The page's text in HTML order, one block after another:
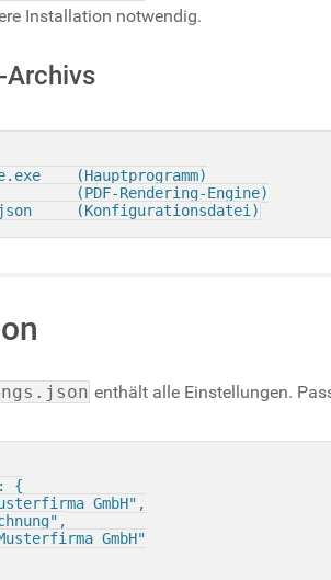
Installation notwendig.
Archivs
(Hauptprogramm)
(PDF-Rendering-Engine)
enthält alle Einstellungen.
:
{
GmbH" ,
,
GmbH"